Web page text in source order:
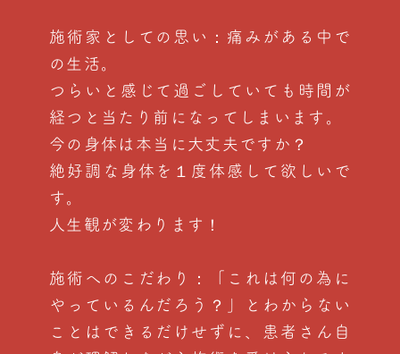
施術家としての思い：痛みがある中で
の生活。
つらいと感じて過ごしていても時間が
経つと当たり前になってしまいます。
今の身体は本当に大丈夫ですか？
絶好調な身体を１度体感して欲しいで
す。
人生観が変わります！
施術へのこだわり：「これは何の為に
やっているんだろう？」とわからない
ことはできるだけせずに、患者さん自